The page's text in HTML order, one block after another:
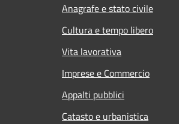
Anagrafe e stato civile
Cultura e tempo libero
Vita lavorativa
Imprese e Commercio
Appalti pubblici
Catasto e urbanistica